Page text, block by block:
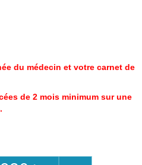
du médecin et votre carnet de
de 2 mois minimum sur une